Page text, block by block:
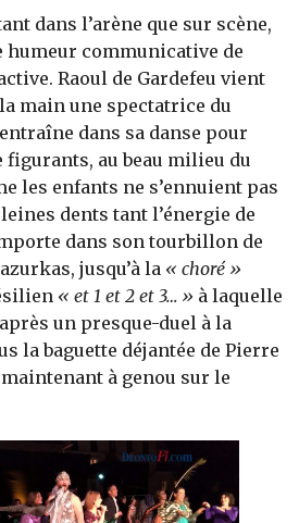
dans l’arène que sur scène,
humeur communicative de
Raoul de Gardefeu vient
main une spectatrice du
dans sa danse pour
au beau milieu du
les enfants ne s’ennuient pas
dents tant l’énergie de
dans son tourbillon de
jusqu’à la « choré »
« et 1 et 2 et 3… » à laquelle
un presque-duel à la
la baguette déjantée de Pierre
à genou sur le